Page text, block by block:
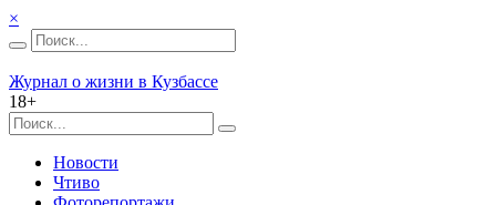
×
Журнал о жизни в Кузбассе
18+
Новости
Чтиво